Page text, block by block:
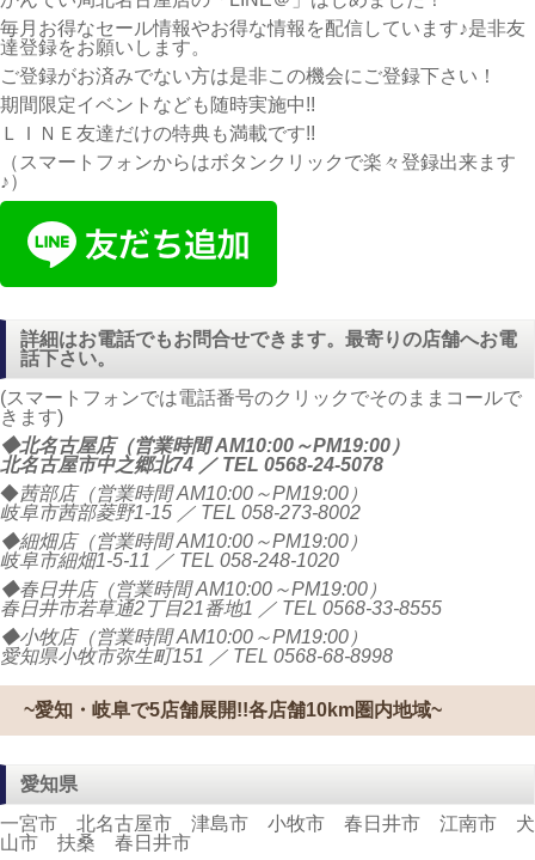
毎月お得なセール情報やお得な情報を配信しています♪是非友
達登録をお願いします。
ご登録がお済みでない方は是非この機会にご登録下さい！
期間限定イベントなども随時実施中!!
ＬＩＮＥ友達だけの特典も満載です!!
（スマートフォンからはボタンクリックで楽々登録出来ます
♪）
詳細はお電話でもお問合せできます。最寄りの店舗へお電
話下さい。
(スマートフォンでは電話番号のクリックでそのままコールで
きます)
◆北名古屋店（営業時間 AM10:00～PM19:00）
北名古屋市中之郷北74 ／ TEL 0568-24-5078
◆茜部店（営業時間 AM10:00～PM19:00）
岐阜市茜部菱野1-15 ／ TEL 058-273-8002
◆細畑店（営業時間 AM10:00～PM19:00）
岐阜市細畑1-5-11 ／ TEL 058-248-1020
◆春日井店（営業時間 AM10:00～PM19:00）
春日井市若草通2丁目21番地1 ／ TEL 0568-33-8555
◆小牧店（営業時間 AM10:00～PM19:00）
愛知県小牧市弥生町151 ／ TEL 0568-68-8998
~愛知・岐阜で5店舗展開!!各店舗10km圏内地域~
愛知県
一宮市 北名古屋市 津島市 小牧市 春日井市 江南市 犬
山市 扶桑 春日井市